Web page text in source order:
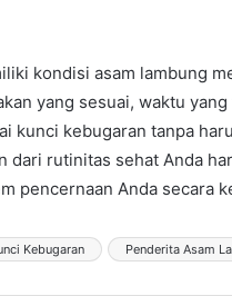
kondisi asam lambung
yang sesuai, waktu
kunci kebugaran tanpa
dari rutinitas sehat Anda
pencernaan Anda secara
Kebugaran Penderita Asam